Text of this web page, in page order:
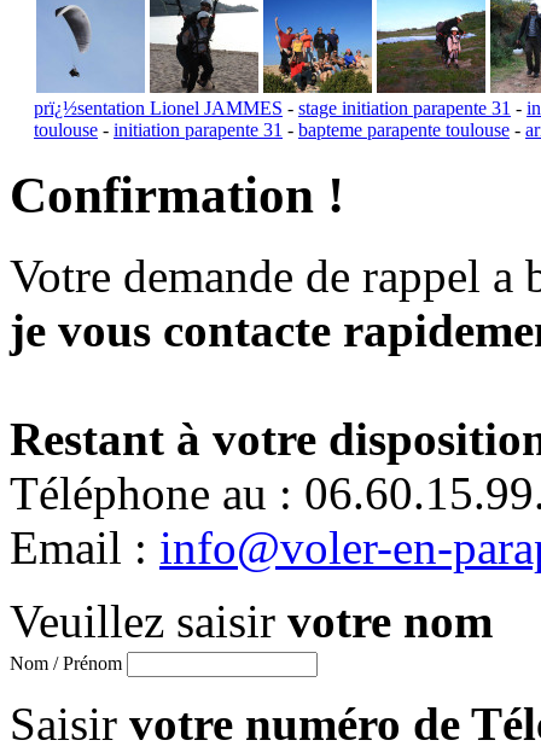
prï¿½sentation Lionel JAMMES - stage initiation parapente 31 -
toulouse - initiation parapente 31 - bapteme parapente toulouse -
Confirmation !
Votre demande de rappel a
je vous contacte
Restant à votre
Téléphone au :
Email : info@voler-en-
Veuillez saisir votre nom
Nom / Prénom
Saisir votre numéro de